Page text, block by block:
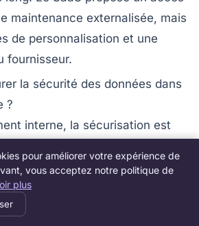
maintenance externalisée, mais
de personnalisation et une
fournisseur.
la sécurité des données dans
?
interne, la sécurisation est
En SaaS, il faut choisir un
au RGPD, vérifier les
et la politique de
pour améliorer votre expérience de
vous acceptez notre politique de
plus